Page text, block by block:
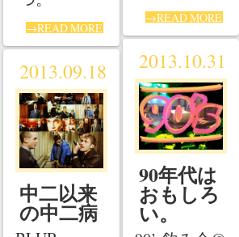
→READ MORE
→READ MORE
2013.10.31
90年代は
おもしろ
い。
2013.09.18
中二以来
の中二病